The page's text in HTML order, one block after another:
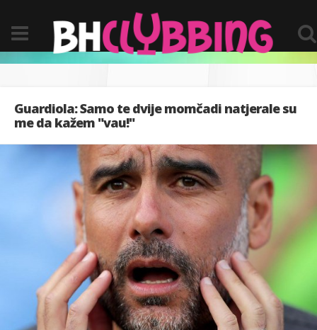
Guardiola: Samo te dvije momčadi natjerale su
me da kažem "vau!"